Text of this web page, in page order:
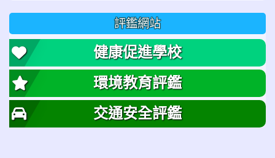
評鑑網站
健康促進學校
環境教育評鑑
交通安全評鑑